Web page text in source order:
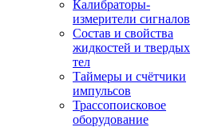
Калибраторы-
измерители сигналов
Состав и свойства
жидкостей и твердых
тел
Таймеры и счётчики
импульсов
Трассопоисковое
оборудование